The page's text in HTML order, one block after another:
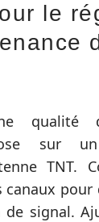
le
qualité
sur
TNT.
canaux pour
signal.